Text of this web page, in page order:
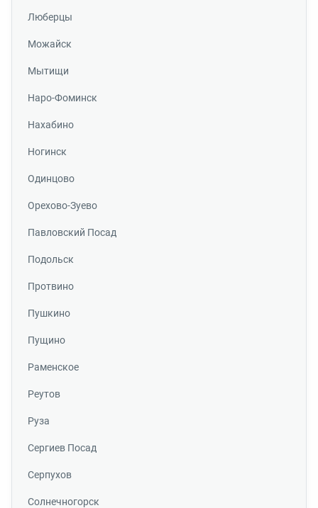
Люберцы
Можайск
Мытищи
Наро-Фоминск
Нахабино
Ногинск
Одинцово
Орехово-Зуево
Павловский Посад
Подольск
Протвино
Пушкино
Пущино
Раменское
Реутов
Руза
Сергиев Посад
Серпухов
Солнечногорск